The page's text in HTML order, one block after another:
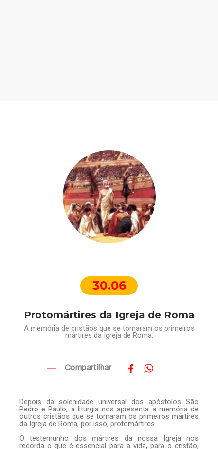
30.06
Protomártires da Igreja de Roma
A memória de cristãos que se tornaram os primeiros
mártires da Igreja de Roma.
Compartilhar
Depois da solenidade universal dos apóstolos São
Pedro e Paulo, a liturgia nos apresenta a memória de
outros cristãos que se tornaram os primeiros mártires
da Igreja de Roma, por isso, protomártires.
O testemunho dos mártires da nossa Igreja nos
recorda o que é essencial para a vida, para o cristão,